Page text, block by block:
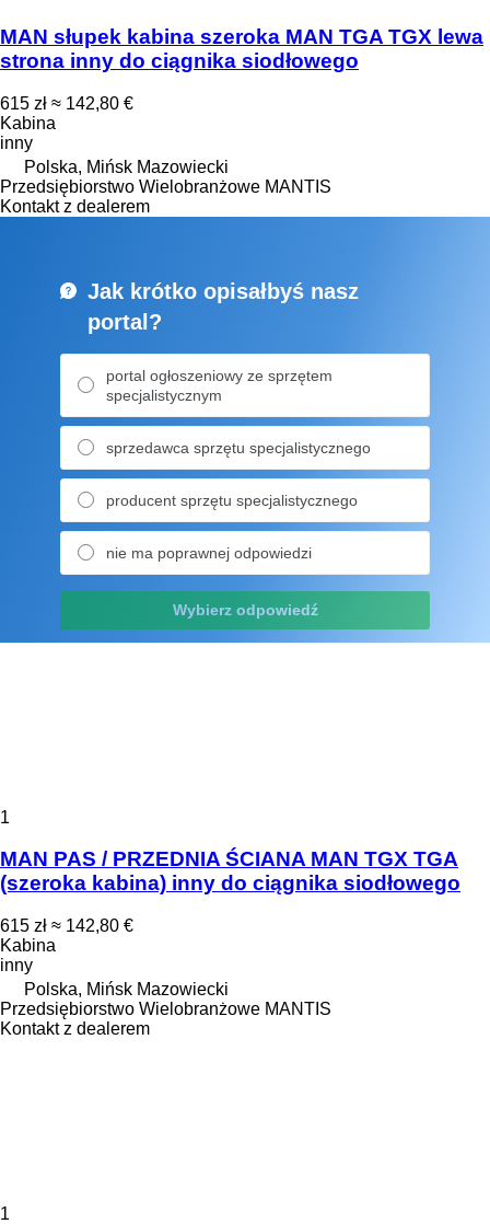
MAN słupek kabina szeroka MAN TGA TGX lewa
strona inny do ciągnika siodłowego
615 zł ≈ 142,80 €
Kabina
inny
Polska, Mińsk Mazowiecki
Przedsiębiorstwo Wielobranżowe MANTIS
Kontakt z dealerem
Jak krótko opisałbyś nasz
portal?
portal ogłoszeniowy ze sprzętem
specjalistycznym
sprzedawca sprzętu specjalistycznego
producent sprzętu specjalistycznego
nie ma poprawnej odpowiedzi
Wybierz odpowiedź
1
MAN PAS / PRZEDNIA ŚCIANA MAN TGX TGA
(szeroka kabina) inny do ciągnika siodłowego
615 zł ≈ 142,80 €
Kabina
inny
Polska, Mińsk Mazowiecki
Przedsiębiorstwo Wielobranżowe MANTIS
Kontakt z dealerem
1